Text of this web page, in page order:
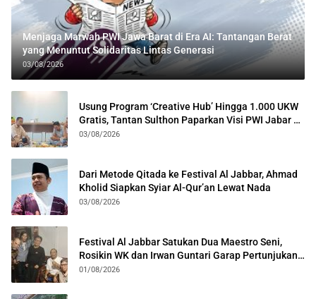
Menjaga Marwah PWI Jawa Barat di Era AI: Tantangan Berat
yang Menuntut Solidaritas Lintas Generasi
03/08/2026
Usung Program ‘Creative Hub’ Hingga 1.000 UKW
Gratis, Tantan Sulthon Paparkan Visi PWI Jabar di
Kota Bogor
03/08/2026
Dari Metode Qitada ke Festival Al Jabbar, Ahmad
Kholid Siapkan Syiar Al-Qur’an Lewat Nada
03/08/2026
Festival Al Jabbar Satukan Dua Maestro Seni,
Rosikin WK dan Irwan Guntari Garap Pertunjukan
Kolosal
01/08/2026